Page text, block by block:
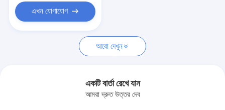
এখন যোগাযোগ
আরো দেখুন
একটি বার্তা রেখে যান
আমরা দ্রুত উত্তর দেব